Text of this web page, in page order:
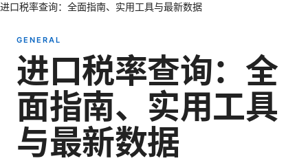
进口税率查询：全面指南、实用工具与最新数据
GENERAL
进口税率查询：全
面指南、实用工具
与最新数据